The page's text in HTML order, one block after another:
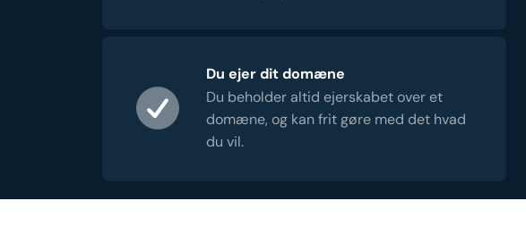
Du ejer dit domæne
Du beholder altid ejerskabet over et
domæne, og kan frit gøre med det hvad
du vil.